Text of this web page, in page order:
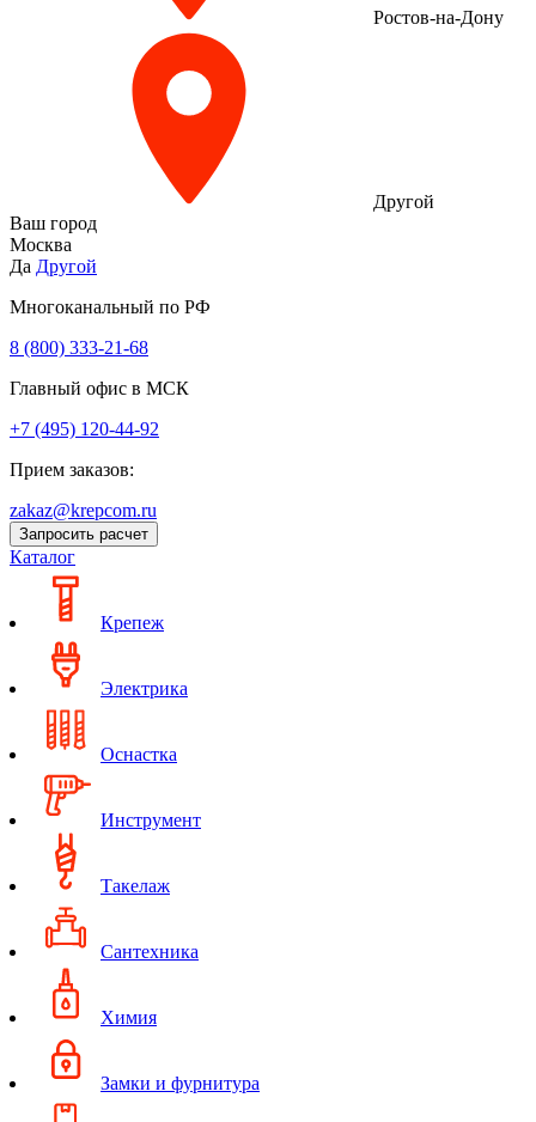
Ростов-на-Дону
Другой
Ваш город
Москва
Да Другой
Многоканальный по РФ
8 (800) 333‑21-68
Главный офис в МСК
+7 (495) 120-44-92
Прием заказов:
zakaz@krepcom.ru
Запросить расчет
Каталог
Крепеж
Электрика
Оснастка
Инструмент
Такелаж
Сантехника
Химия
Замки и фурнитура